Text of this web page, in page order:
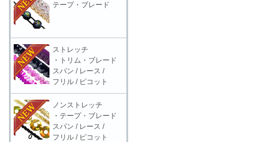
テープ・ブレード
ストレッチ
・トリム・ブレード
スパン / レース /
フリル / ピコット
ノンストレッチ
・テープ・ブレード
スパン / レース /
フリル / ピコット